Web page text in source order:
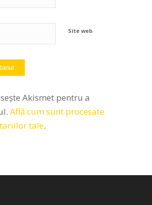
Site web
Akismet pentru a
Află cum sunt procesate
tale.